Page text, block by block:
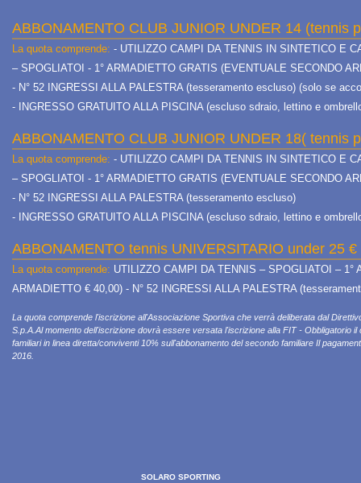
ABBONAMENTO CLUB JUNIOR UNDER 14 (tennis
La quota comprende: - UTILIZZO CAMPI DA TENNIS IN SINTETICO E
– SPOGLIATOI - 1° ARMADIETTO GRATIS (EVENTUALE SECONDO
- N° 52 INGRESSI ALLA PALESTRA (tesseramento escluso) (solo se
- INGRESSO GRATUITO ALLA PISCINA (escluso sdraio, lettino e
ABBONAMENTO CLUB JUNIOR UNDER 18( tennis
La quota comprende: - UTILIZZO CAMPI DA TENNIS IN SINTETICO E
– SPOGLIATOI - 1° ARMADIETTO GRATIS (EVENTUALE SECONDO
- N° 52 INGRESSI ALLA PALESTRA (tesseramento escluso)
- INGRESSO GRATUITO ALLA PISCINA (escluso sdraio, lettino e
ABBONAMENTO tennis UNIVERSITARIO under 25 €
La quota comprende: UTILIZZO CAMPI DA TENNIS – SPOGLIATOI –
ARMADIETTO € 40,00) - N° 52 INGRESSI ALLA PALESTRA
La quota comprende l'iscrizione all'Associazione Sportiva che verrà deliberata dal
S.p.A.Al momento dell'iscrizione dovrà essere versata l'iscrizione alla FIT - Obbligatorio
familiari in linea diretta/conviventi 10% sull'abbonamento del secondo familiare Il
2016.
SOLARO SPORTING